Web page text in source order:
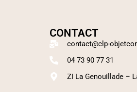
CONTACT
contact@clp-
04 73 90 77 31
ZI La Genouillade –